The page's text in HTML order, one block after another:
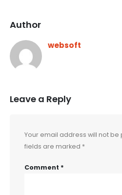
Author
websoft
Leave a Reply
Your email address will not be
fields are marked *
Comment *